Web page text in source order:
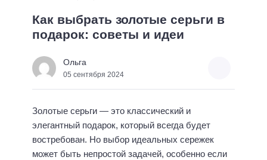
Как выбрать золотые серьги в
подарок: советы и идеи
Ольга
05 сентября 2024
Золотые серьги — это классический и
элегантный подарок, который всегда будет
востребован. Но выбор идеальных сережек
может быть непростой задачей, особенно если